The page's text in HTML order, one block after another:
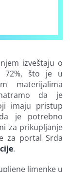
izveštaju o
72%, što je u
materijalima
da je
imaju pristup
je potrebno
za prikupljanje
za portal Srda
.
limenke u